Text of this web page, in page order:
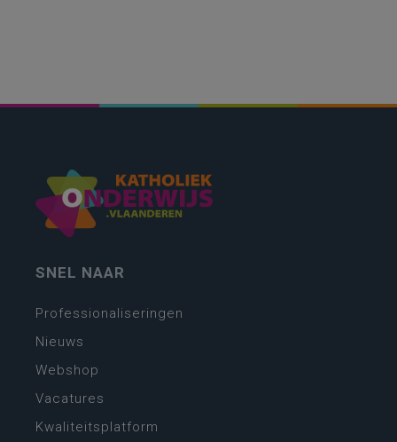
SNEL NAAR
Professionaliseringen
Nieuws
Webshop
Vacatures
Kwaliteitsplatform